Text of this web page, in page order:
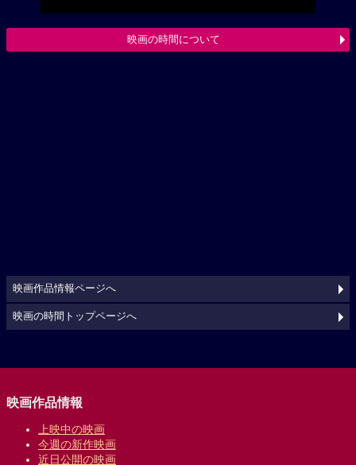
映画の時間について
映画作品情報ページへ
映画の時間トップページへ
映画作品情報
上映中の映画
今週の新作映画
近日公開の映画